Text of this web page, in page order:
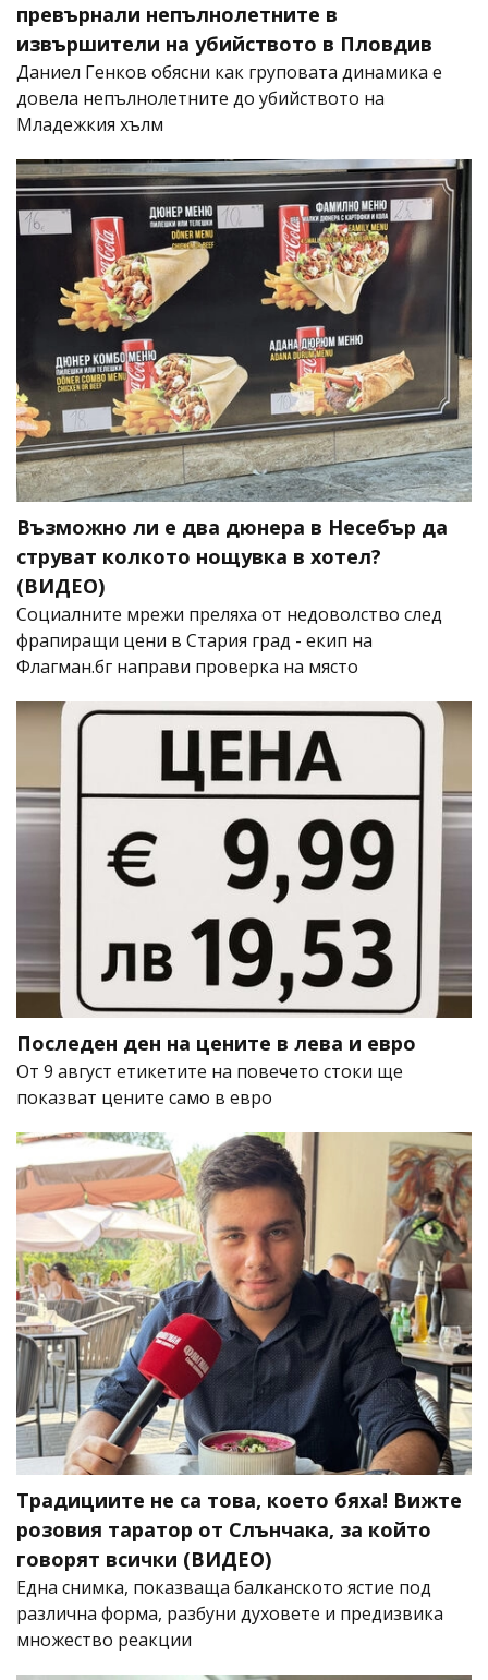
превърнали непълнолетните в
извършители на убийството в Пловдив
Даниел Генков обясни как груповата динамика е
довела непълнолетните до убийството на
Младежкия хълм
Възможно ли е два дюнера в Несебър да
струват колкото нощувка в хотел?
(ВИДЕО)
Социалните мрежи преляха от недоволство след
фрапиращи цени в Стария град - екип на
Флагман.бг направи проверка на място
Последен ден на цените в лева и евро
От 9 август етикетите на повечето стоки ще
показват цените само в евро
Традициите не са това, което бяха! Вижте
розовия таратор от Слънчака, за който
говорят всички (ВИДЕО)
Една снимка, показваща балканското ястие под
различна форма, разбуни духовете и предизвика
множество реакции